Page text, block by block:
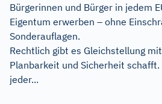
Bürgerinnen und Bürger in jedem
Eigentum erwerben – ohne
Sonderauflagen.
Rechtlich gibt es Gleichstellung
Planbarkeit und Sicherheit
jeder...